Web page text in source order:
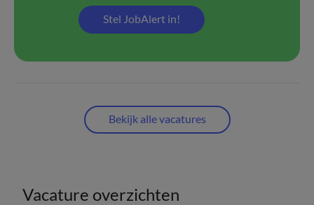
Stel JobAlert in!
Bekijk alle vacatures
Vacature overzichten